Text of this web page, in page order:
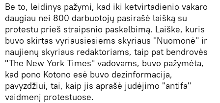
Be to, leidinys pažymi, kad iki ketvirtadienio vakaro
daugiau nei 800 darbuotojų pasirašė laišką su
protestu prieš straipsnio paskelbimą. Laiške, kuris
buvo skirtas vyriausiesiems skyriaus "Nuomonė" ir
naujienų skyriaus redaktoriams, taip pat bendrovės
"The New York Times" vadovams, buvo pažymėta,
kad pono Kotono esė buvo dezinformacija,
pavyzdžiui, tai, kaip jis aprašė judėjimo "antifa"
vaidmenį protestuose.